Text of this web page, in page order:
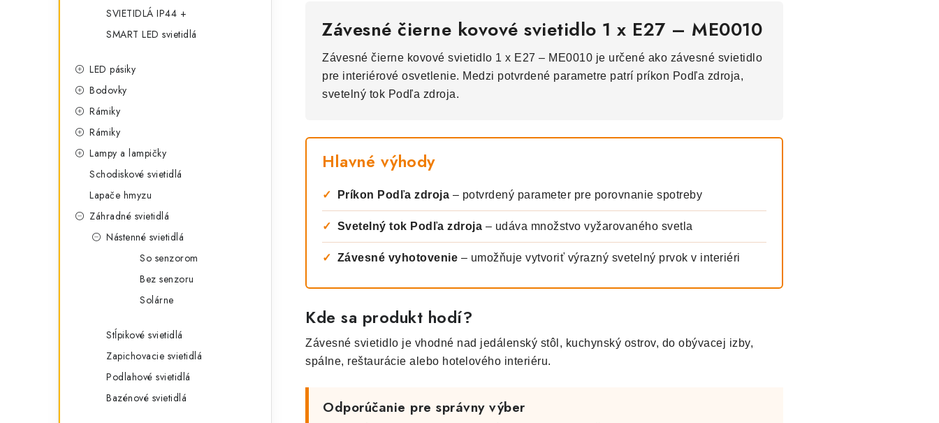
SVIETIDLÁ IP44 +
SMART LED svietidlá
LED pásiky
Bodovky
Rámiky
Rámiky
Lampy a lampičky
Schodiskové svietidlá
Lapače hmyzu
Záhradné svietidlá
Nástenné svietidlá
So senzorom
Bez senzoru
Solárne
Stĺpikové svietidlá
Zapichovacie svietidlá
Podlahové svietidlá
Bazénové svietidlá
Závesné čierne kovové svietidlo 1 x E27 – ME0010
Závesné čierne kovové svietidlo 1 x E27 – ME0010 je určené ako závesné svietidlo
pre interiérové osvetlenie. Medzi potvrdené parametre patrí príkon Podľa zdroja,
svetelný tok Podľa zdroja.
Hlavné výhody
✓ Príkon Podľa zdroja – potvrdený parameter pre porovnanie spotreby
✓ Svetelný tok Podľa zdroja – udáva množstvo vyžarovaného svetla
✓ Závesné vyhotovenie – umožňuje vytvoriť výrazný svetelný prvok v interiéri
Kde sa produkt hodí?
Závesné svietidlo je vhodné nad jedálenský stôl, kuchynský ostrov, do obývacej izby,
spálne, reštaurácie alebo hotelového interiéru.
Odporúčanie pre správny výber